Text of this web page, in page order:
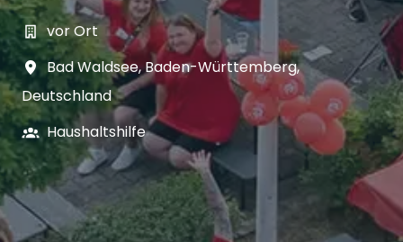
vor Ort
Bad Waldsee,Baden-Württemberg,
Deutschland
Haushaltshilfe